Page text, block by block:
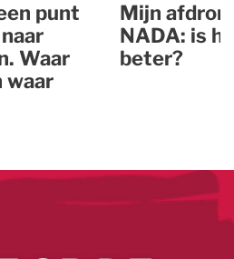
punt
Waar
waar
Mijn
NADA: is
beter?